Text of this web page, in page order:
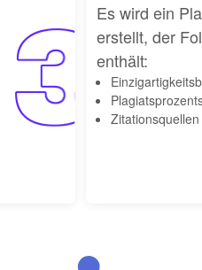
Es wird ein
erstellt, der
enthält:
Zitationsquellen